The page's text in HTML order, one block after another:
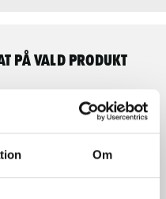
Om
på vald produkt